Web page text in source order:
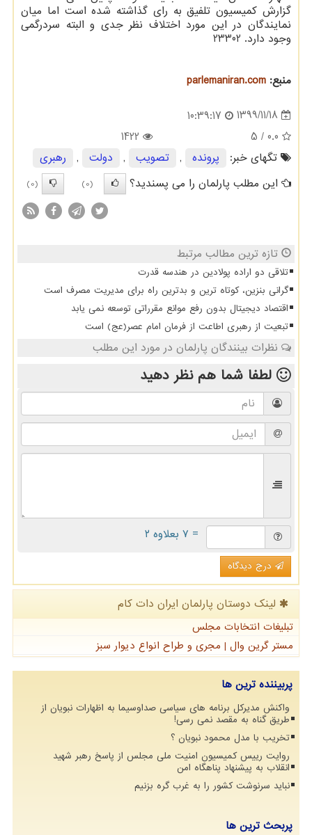
گزارش کمیسیون تلفیق به رای گذاشته شده است اما میان
نمایندگان در این مورد اختلاف نظر جدی و البته سردرگمی
وجود دارد. 23302
منبع: parlemaniran.com
1399/11/18
10:39:17
0.0
/ 5
1422
تگهای خبر:
پرونده , تصویب , دولت ,
رهبری
این مطلب پارلمان را می پسندید؟
(0)
(0)
تازه ترین مطالب مرتبط
تلاقی دو اراده پولادین در هندسه قدرت
گرانی بنزین، کوتاه ترین و بدترین راه برای مدیریت مصرف است
اقتصاد دیجیتال بدون رفع موانع مقرراتی توسعه نمی یابد
تبعیت از رهبری اطاعت از فرمان امام عصر(عج) است
نظرات بینندگان پارلمان در مورد این مطلب
لطفا شما همنظر دهید
= ۷ بعلاوه ۲
درج دیدگاه
لینک دوستان پارلمان ایران دات كام
تبلیغات انتخابات مجلس
مستر گرین وال | مجری و طراح انواع دیوار سبز
پربیننده ترین ها
واکنش مدیرکل برنامه های سیاسی صداوسیما به اظهارات نبویان از
طریق گناه به مقصد نمی رسی!
تخریب با مدل محمود نبویان ؟
روایت رییس کمیسیون امنیت ملی مجلس از پاسخ رهبر شهید
انقلاب به پیشنهاد پناهگاه امن
نباید سرنوشت کشور را به غرب گره بزنیم
پربحث ترین ها